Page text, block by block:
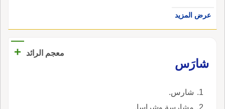
عرض المزيد
معجم الرائد
+
شارَس
شارس.
مشارسة وشراسا.